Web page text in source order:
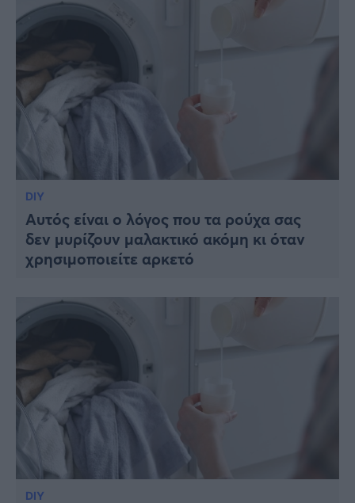
DIY
Αυτός είναι ο λόγος που τα ρούχα σας
δεν μυρίζουν μαλακτικό ακόμη κι όταν
χρησιμοποιείτε αρκετό
DIY